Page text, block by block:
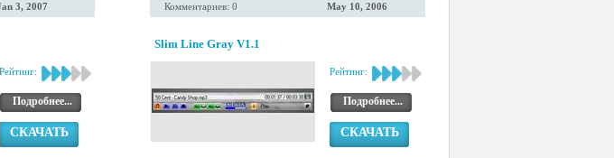
3, 2007
Комментариев: 0
May 10, 2006
Рейтинг:
Подробнее...
СКАЧАТЬ
Slim Line Gray V1.1
Рейтинг:
Подробнее...
СКАЧАТЬ